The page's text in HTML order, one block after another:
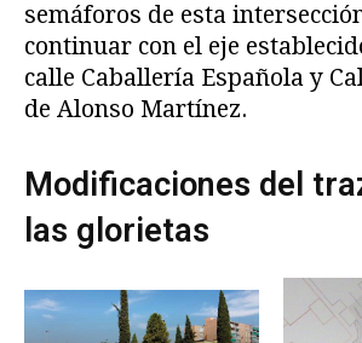
semáforos de esta
continuar con el eje
calle Caballería Española y
de Alonso Martínez.
Modificaciones del
las glorietas